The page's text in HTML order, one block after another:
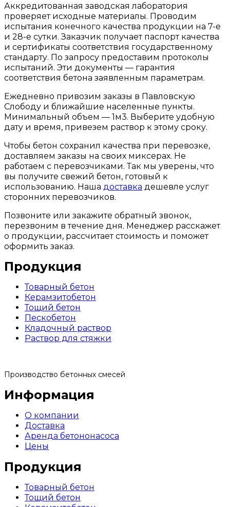
Аккредитованная заводская лаборатория
проверяет исходные материалы. Проводим
испытания конечного качества продукции на 7-е
и 28-е сутки. Заказчик получает паспорт качества
и сертификаты соответствия государственному
стандарту. По запросу предоставим протоколы
испытаний. Эти документы — гарантия
соответствия бетона заявленным параметрам.
Ежедневно привозим заказы в Павловскую
Слободу и ближайшие населенные пункты.
Минимальный объем — 1м3. Выберите удобную
дату и время, привезем раствор к этому сроку.
Чтобы бетон сохранил качества при перевозке,
доставляем заказы на своих миксерах. Не
работаем с перевозчиками. Так мы уверены, что
вы получите свежий бетон, готовый к
использованию. Наша доставка дешевле услуг
сторонних перевозчиков.
Позвоните или закажите обратный звонок,
перезвоним в течение дня. Менеджер расскажет
о продукции, рассчитает стоимость и поможет
оформить заказ.
Продукция
Товарный бетон
Керамзитобетон
Тощий бетон
Пескобетон
Кладочный раствор
Раствор для стяжки
Производство бетонных смесей
Информация
О компании
Доставка
Аренда бетононасоса
Цены
Продукция
Товарный бетон
Тощий бетон